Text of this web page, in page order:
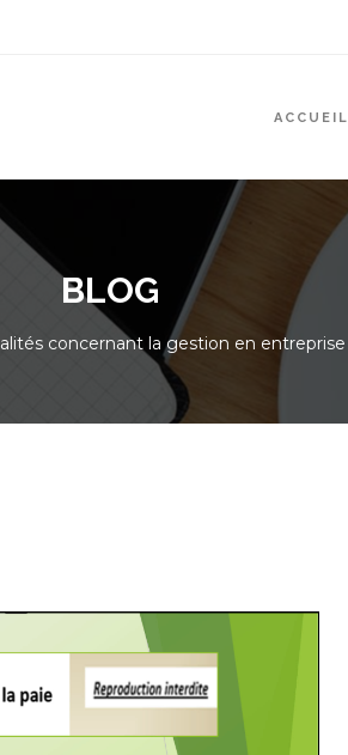
ACCUEIL
BLOG
concernant la gestion en entreprise